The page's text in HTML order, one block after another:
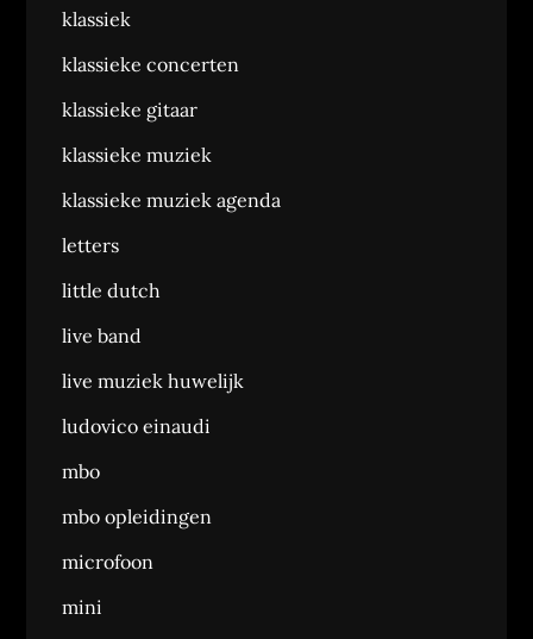
klassiek
klassieke concerten
klassieke gitaar
klassieke muziek
klassieke muziek agenda
letters
little dutch
live band
live muziek huwelijk
ludovico einaudi
mbo
mbo opleidingen
microfoon
mini